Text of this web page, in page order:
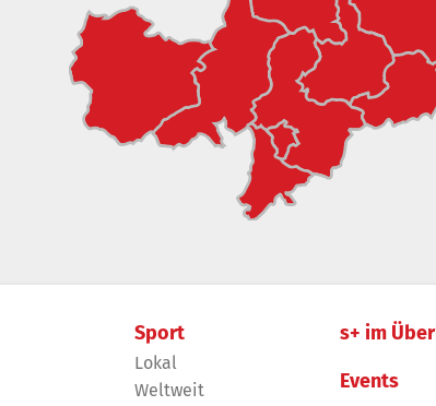
Sport
Lokal
Weltweit
s+ im
Events